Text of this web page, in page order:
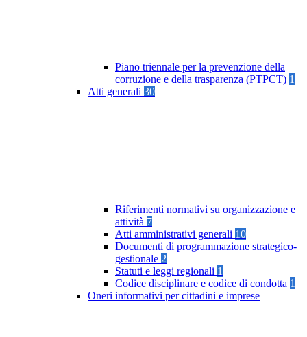
Piano triennale per la prevenzione della
corruzione e della trasparenza (PTPCT) 1
Atti generali 30
Riferimenti normativi su organizzazione e
attività 7
Atti amministrativi generali 10
Documenti di programmazione strategico-
gestionale 2
Statuti e leggi regionali 1
Codice disciplinare e codice di condotta 1
Oneri informativi per cittadini e imprese